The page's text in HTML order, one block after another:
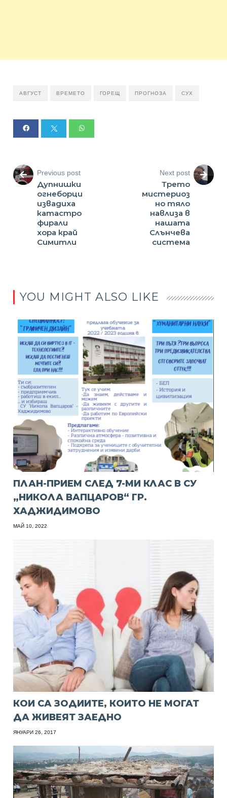
АВГУСТ ВРЕМЕТО ГОРЕЩ ПРОГНОЗА СУХ
Previous post
Дупнишки
огнеборци
извадиха
катастро
фирали
хора край
Симитли
Next post
Трето
мистериоз
но тяло
навлиза в
нашата
Слънчева
система
YOU MIGHT ALSO LIKE
ПЛАН-ПРИЕМ СЛЕД 7-МИ КЛАС В СУ
„НИКОЛА ВАПЦАРОВ“ ГР.
ХАДЖИДИМОВО
МАЙ 10, 2022
КОИ СА ЗОДИИТЕ, КОИТО НЕ МОГАТ
ДА ЖИВЕЯТ ЗАЕДНО
ЯНУАРИ 26, 2017